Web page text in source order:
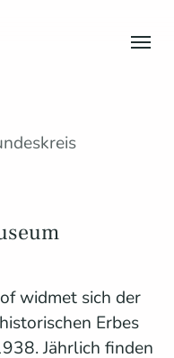
widmet sich der
Erbes
Jährlich finden